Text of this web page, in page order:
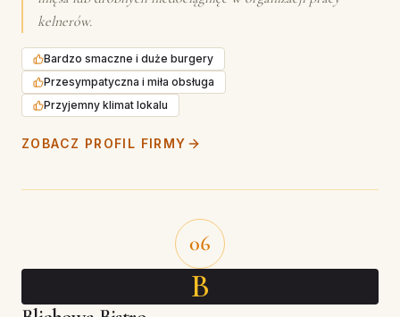
kelnerów.
Bardzo smaczne i duże burgery
Przesympatyczna i miła obsługa
Przyjemny klimat lokalu
ZOBACZ PROFIL FIRMY
06
B